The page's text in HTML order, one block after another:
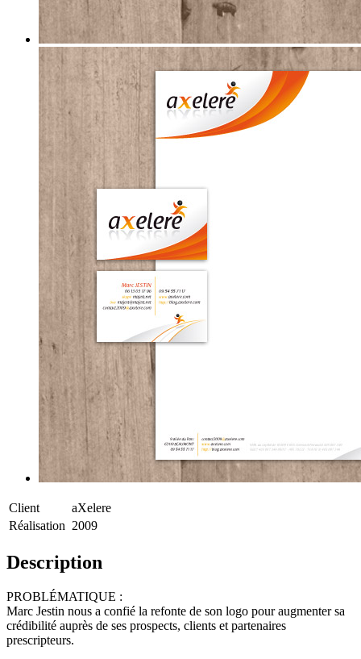
Client
aXelere
Réalisation 2009
Description
PROBLÉMATIQUE :
Marc Jestin nous a confié la refonte de son logo pour augmenter sa
crédibilité auprès de ses prospects, clients et partenaires
prescripteurs.